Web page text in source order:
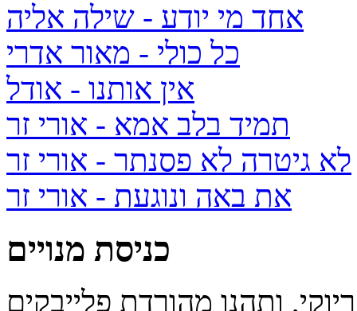
אחד מי יודע - שילה אליה
כל כולי - מאור אדרי
אין אותנו - אודל
תמיד בלב אמא - אורי זר
לא גיטרה לא פסנתר - אורי זר
את באה ונוגעת - אורי זר
כניסת מנויים
ותהנו מהורדת פלייבקים